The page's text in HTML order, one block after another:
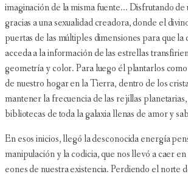
imaginación de la misma fuente... Disfrutando de
gracias a una sexualidad creadora, donde el
puertas de las múltiples dimensiones para que la
acceda a la información de las estrellas
geometría y color. Para luego él plantarlos
de nuestro hogar en la Tierra, dentro de los
mantener la frecuencia de las rejillas
bibliotecas de toda la galaxia llenas de amor y
En esos inicios, llegó la desconocida energía
manipulación y la codicia, que nos llevó a caer
eones de nuestra existencia. Perdiendo el norte